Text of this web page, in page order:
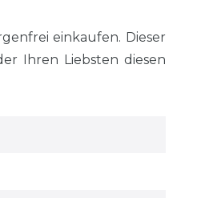
einkaufen. Dieser
Ihren Liebsten diesen